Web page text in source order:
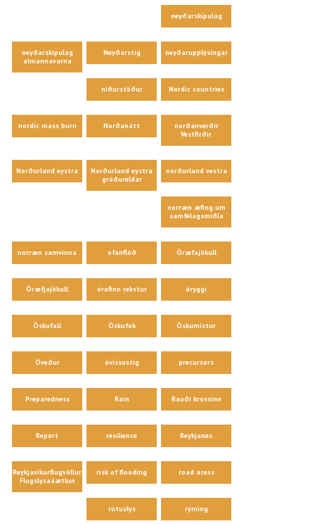
neyðarskipulag
neyðarskipulag
almannavarna
Neyðarstig neyðarupplýsingar
niðurstöður Nordic countries
nordic mass burn Norðanátt
norðanverðir
Vestfirðir
Norðurland eystra
Norðurland eystra
gróðureldar
norðurland vestra
norræn æfing um
samfélagsmiðla
norræn samvinna ofanflóð Öræfajökull
Öræfjajökull órofinn rekstur öryggi
Öskufall Öskufok Öskumistur
Óveður óvissustig precursors
Preparedness Rain Rauði krossinn
Report resilience Reykjanes
Reykjavíkurflugvöllur
Flugslysaáætlun
risk of flooding road acess
rútuslys rýming